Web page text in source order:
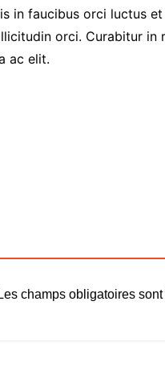
in faucibus orci luctus
orci. Curabitur
ac elit.
Les champs obligatoires